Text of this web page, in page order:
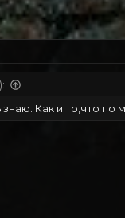
знаю. Как и то,что